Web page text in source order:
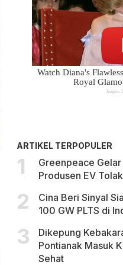
ARTIKEL TERPOPULER
Greenpeace
Produsen EV
Cina Beri Sinyal
100 GW PLTS di
Dikepung
Pontianak Masuk
Sehat